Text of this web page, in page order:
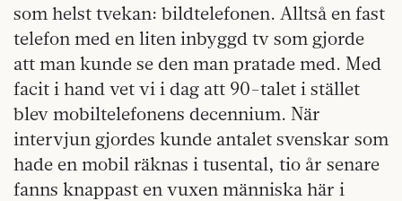
som helst tvekan: bildtelefonen. Alltså en fast
telefon med en liten inbyggd tv som gjorde
att man kunde se den man pratade med. Med
facit i hand vet vi i dag att 90-talet i stället
blev mobiltelefonens decennium. När
intervjun gjordes kunde antalet svenskar som
hade en mobil räknas i tusental, tio år senare
fanns knappast en vuxen människa här i